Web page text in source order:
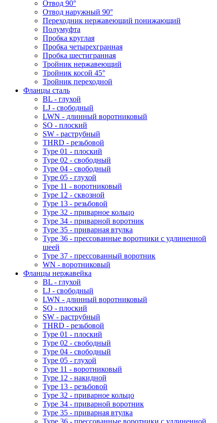
Отвод 90°
Отвод наружный 90°
Переходник нержавеющий понижающий
Полумуфта
Пробка круглая
Пробка четырехгранная
Пробка шестигранная
Тройник нержавеющий
Тройник косой 45°
Тройник переходной
Фланцы сталь
BL - глухой
LJ - свободный
LWN - длинный воротниковый
SO - плоский
SW - раструбный
THRD - резьбовой
Type 01 - плоский
Type 02 - свободный
Type 04 - свободный
Type 05 - глухой
Type 11 - воротниковый
Type 12 - сквозной
Type 13 - резьбовой
Type 32 - приварное кольцо
Type 34 - приварной воротник
Type 35 - приварная втулка
Type 36 - прессованные воротники с удлиненной
шеей
Type 37 - прессованный воротник
WN - воротниковый
Фланцы нержавейка
BL - глухой
LJ - свободный
LWN - длинный воротниковый
SO - плоский
SW - раструбный
THRD - резьбовой
Type 01 - плоский
Type 02 - свободный
Type 04 - свободный
Type 05 - глухой
Type 11 - воротниковый
Type 12 - накидной
Type 13 - резьбовой
Type 32 - приварное кольцо
Type 34 - приварной воротник
Type 35 - приварная втулка
Type 36 - прессованные воротники с удлиненной